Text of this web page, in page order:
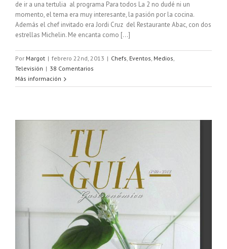
de ir a una tertulia al programa Para todos La 2 no dudé ni un
momento, el tema era muy interesante, la pasión por la cocina.
Además el chef invitado era Jordi Cruz del Restaurante Abac, con dos
estrellas Michelin. Me encanta como [...]
Por Margot | febrero 22nd, 2013 | Chefs, Eventos, Medios,
Televisión | 38 Comentarios
Más información